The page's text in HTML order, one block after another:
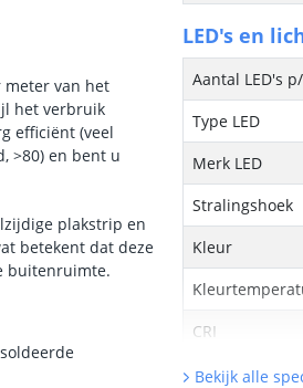
meter van het
het verbruik
efficiënt (veel
>80) en bent u
plakstrip en
betekent dat deze
buitenruimte.
LED's en
Aantal LED's
Type LED
Merk LED
Stralingshoek
Kleur
CRI
Aantal
Bekijk alle